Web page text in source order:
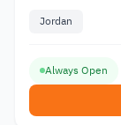
Jordan
Always Open